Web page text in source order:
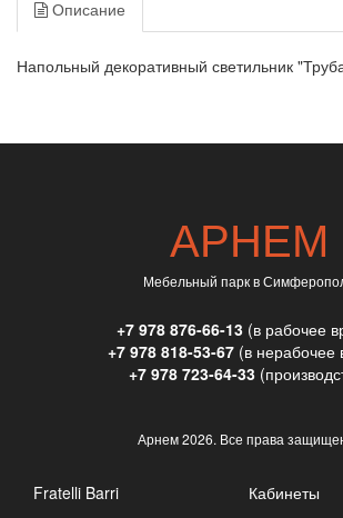
Описание
Напольный декоративный светильник
АРНЕМ
Мебельный парк в
+7 978 876-66-13(в рабочее
+7 978 818-53-67(в нерабочее
+7 978 723-64-33
Арнем2026. Все права
Fratelli Barri
Кабинеты